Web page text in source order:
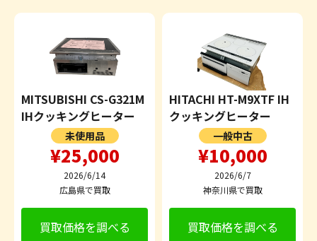
MITSUBISHI CS-G321M
IHクッキングヒーター
未使用品
¥25,000
2026/6/14
広島県で買取
買取価格を調べる
HITACHI HT-M9XTF IH
クッキングヒーター
一般中古
¥10,000
2026/6/7
神奈川県で買取
買取価格を調べる